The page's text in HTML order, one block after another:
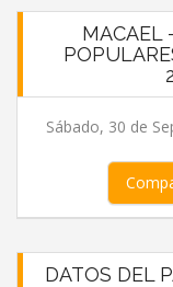
MACAEL
Sábado, 30 de
DATOS DEL